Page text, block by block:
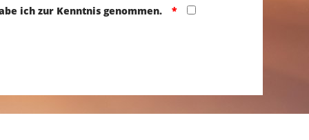
ich zur Kenntnis genommen.